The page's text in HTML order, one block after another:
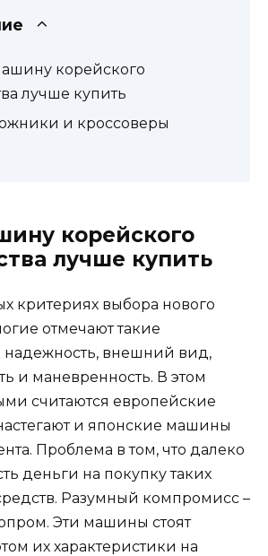
корейского
лучше купить
и кроссоверы
корейского
лучше купить
критериях выбора нового
отмечают такие
надежность, внешний вид,
и маневренность. В этом
считаются европейские
и японские машины
Проблема в том, что далеко
деньги на покупку таких
Разумный компромисс –
Эти машины стоят
их характеристики на